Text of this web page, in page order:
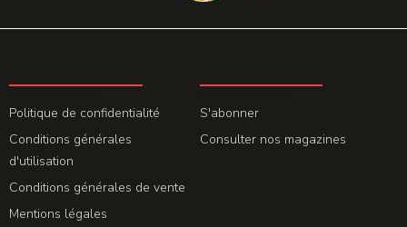
Politique de confidentialité
Conditions générales
d'utilisation
Conditions générales de vente
Mentions légales
S'abonner
Consulter nos magazines